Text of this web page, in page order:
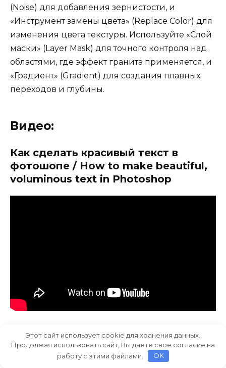
(Noise) для добавления зернистости, и
«Инструмент замены цвета» (Replace Color) для
изменения цвета текстуры. Используйте «Слой
маски» (Layer Mask) для точного контроля над
областями, где эффект гранита применяется, и
«Градиент» (Gradient) для создания плавных
переходов и глубины.
Видео:
Как сделать красивый текст в
фотошопе / How to make beautiful,
voluminous text in Photoshop
Оцените статью
Этот сайт использует cookie для хранения данных.
Продолжая использовать сайт, Вы даете свое согласие на
работу с этими файлами.
OK